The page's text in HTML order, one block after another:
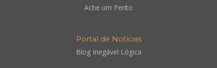
Ache um Perito
Portal de Notícias
Blog Inegável Lógica